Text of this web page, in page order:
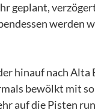
geplant,
hinauf nach
bewölkt mit
auf die Pisten